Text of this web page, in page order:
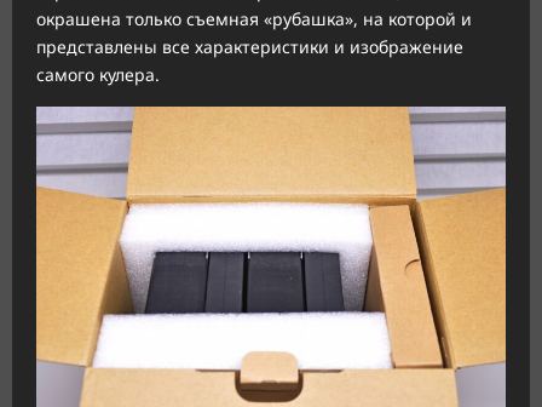
окрашена только съемная «рубашка», на которой и
представлены все характеристики и изображение
самого кулера.